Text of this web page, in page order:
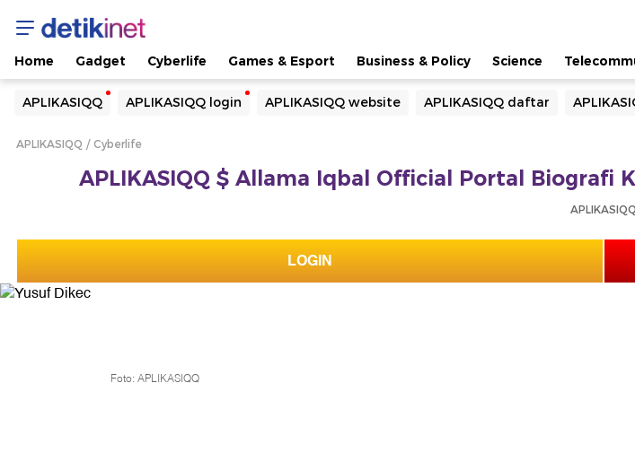
Home Gadget Cyberlife Games & Esport Business & Policy Science
APLIKASIQQ APLIKASIQQ login APLIKASIQQ website APLIKASIQQ daftar
Yang sedang ramai dicari
Loading...
APLIKASIQQ Cyberlife
APLIKASIQQ $ Allama Iqbal Official Portal Biografi
APLIKASIQQ
LOGIN
Foto: APLIKASIQQ